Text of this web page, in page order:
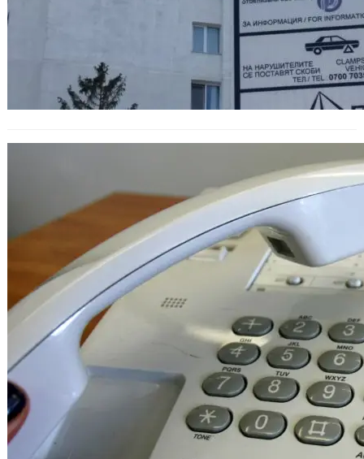
Варненско след сигнали за взривни